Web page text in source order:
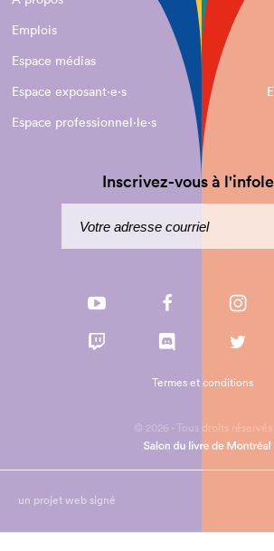
Emplois
Espace médias
Espace exposant·e⋅s
Espace professionnel·le⋅s
Inscrivez-vous à
© 2026 - Tous droits réservés
Termes et conditions
un projet web signé